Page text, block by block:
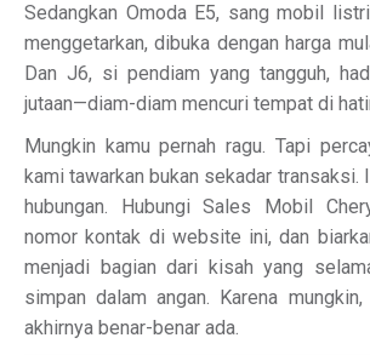
Sedangkan Omoda E5, sang mobil
menggetarkan, dibuka dengan harga
Dan J6, si pendiam yang tangguh,
jutaan—diam-diam mencuri tempat di
Mungkin kamu pernah ragu. Tapi
kami tawarkan bukan sekadar transaksi.
hubungan. Hubungi Sales Mobil
nomor kontak di website ini, dan
menjadi bagian dari kisah yang
simpan dalam angan. Karena
akhirnya benar-benar ada.